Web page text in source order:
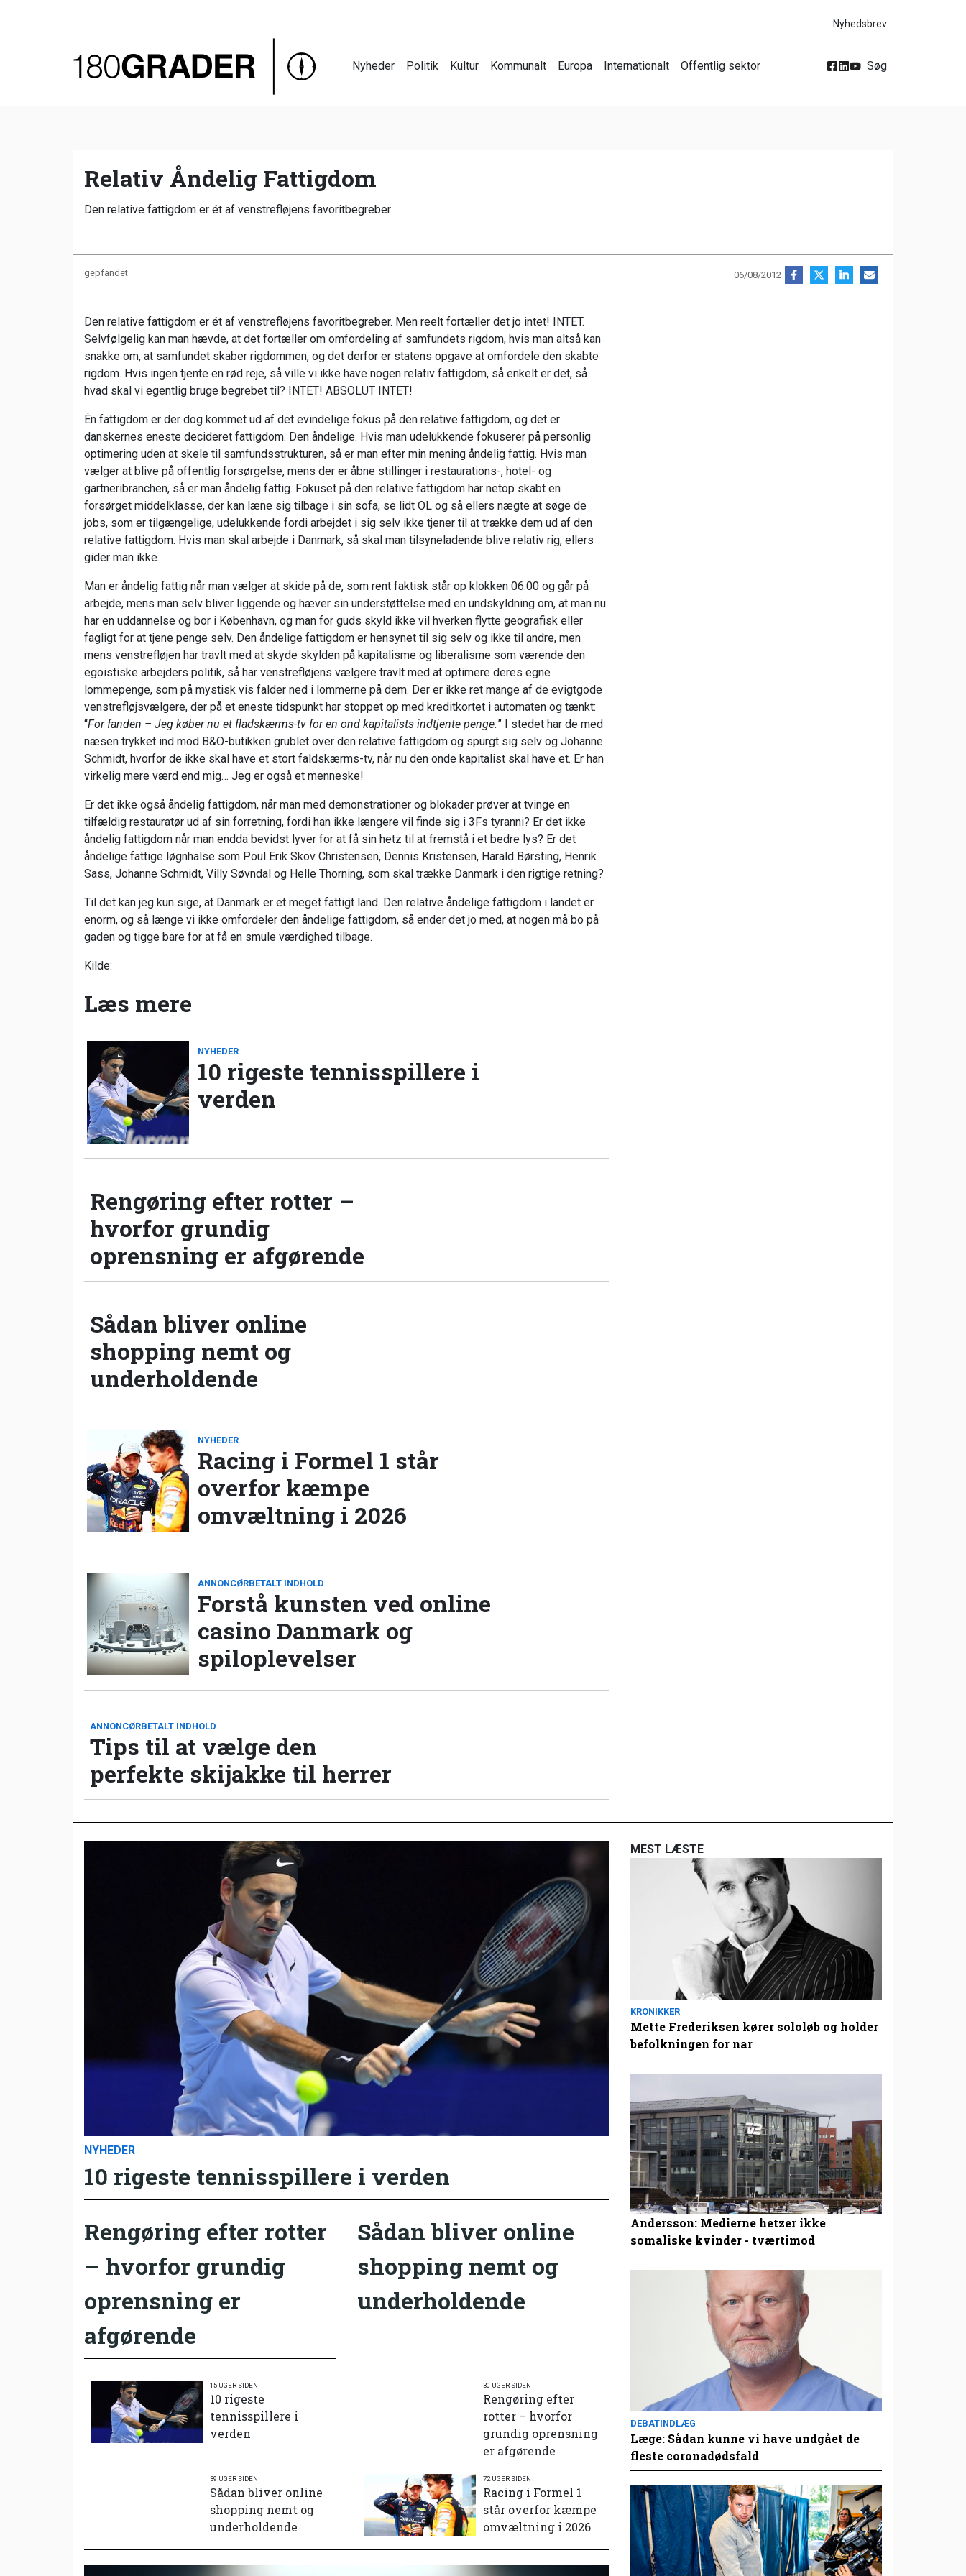
Nyhedsbrev
Nyheder Politik Kultur Kommunalt Europa Internationalt Offentlig sektor Søg
Relativ Åndelig Fattigdom
Den relative fattigdom er ét af venstrefløjens favoritbegreber
gepfandet 06/08/2012
Den relative fattigdom er ét af venstrefløjens favoritbegreber. Men reelt fortæller det jo intet! INTET.
Selvfølgelig kan man hævde, at det fortæller om omfordeling af samfundets rigdom, hvis man altså kan
snakke om, at samfundet skaber rigdommen, og det derfor er statens opgave at omfordele den skabte
rigdom. Hvis ingen tjente en rød reje, så ville vi ikke have nogen relativ fattigdom, så enkelt er det, så
hvad skal vi egentlig bruge begrebet til? INTET! ABSOLUT INTET!
Én fattigdom er der dog kommet ud af det evindelige fokus på den relative fattigdom, og det er
danskernes eneste decideret fattigdom. Den åndelige. Hvis man udelukkende fokuserer på personlig
optimering uden at skele til samfundsstrukturen, så er man efter min mening åndelig fattig. Hvis man
vælger at blive på offentlig forsørgelse, mens der er åbne stillinger i restaurations-, hotel- og
gartneribranchen, så er man åndelig fattig. Fokuset på den relative fattigdom har netop skabt en
forsørget middelklasse, der kan læne sig tilbage i sin sofa, se lidt OL og så ellers nægte at søge de
jobs, som er tilgængelige, udelukkende fordi arbejdet i sig selv ikke tjener til at trække dem ud af den
relative fattigdom. Hvis man skal arbejde i Danmark, så skal man tilsyneladende blive relativ rig, ellers
gider man ikke.
Man er åndelig fattig når man vælger at skide på de, som rent faktisk står op klokken 06:00 og går på
arbejde, mens man selv bliver liggende og hæver sin understøttelse med en undskyldning om, at man nu
har en uddannelse og bor i København, og man for guds skyld ikke vil hverken flytte geografisk eller
fagligt for at tjene penge selv. Den åndelige fattigdom er hensynet til sig selv og ikke til andre, men
mens venstrefløjen har travlt med at skyde skylden på kapitalisme og liberalisme som værende den
egoistiske arbejders politik, så har venstrefløjens vælgere travlt med at optimere deres egne
lommepenge, som på mystisk vis falder ned i lommerne på dem. Der er ikke ret mange af de evigtgode
venstrefløjsvælgere, der på et eneste tidspunkt har stoppet op med kreditkortet i automaten og tænkt:
“For fanden – Jeg køber nu et fladskærms-tv for en ond kapitalists indtjente penge.” I stedet har de med
næsen trykket ind mod B&O-butikken grublet over den relative fattigdom og spurgt sig selv og Johanne
Schmidt, hvorfor de ikke skal have et stort faldskærms-tv, når nu den onde kapitalist skal have et. Er han
virkelig mere værd end mig… Jeg er også et menneske!
Er det ikke også åndelig fattigdom, når man med demonstrationer og blokader prøver at tvinge en
tilfældig restauratør ud af sin forretning, fordi han ikke længere vil finde sig i 3Fs tyranni? Er det ikke
åndelig fattigdom når man endda bevidst lyver for at få sin hetz til at fremstå i et bedre lys? Er det
åndelige fattige løgnhalse som Poul Erik Skov Christensen, Dennis Kristensen, Harald Børsting, Henrik
Sass, Johanne Schmidt, Villy Søvndal og Helle Thorning, som skal trække Danmark i den rigtige retning?
Til det kan jeg kun sige, at Danmark er et meget fattigt land. Den relative åndelige fattigdom i landet er
enorm, og så længe vi ikke omfordeler den åndelige fattigdom, så ender det jo med, at nogen må bo på
gaden og tigge bare for at få en smule værdighed tilbage.
Kilde:
Læs mere
NYHEDER
10 rigeste tennisspillere i
verden
Rengøring efter rotter –
hvorfor grundig
oprensning er afgørende
Sådan bliver online
shopping nemt og
underholdende
NYHEDER
Racing i Formel 1 står
overfor kæmpe
omvæltning i 2026
ANNONCØRBETALT INDHOLD
Forstå kunsten ved online
casino Danmark og
spiloplevelser
ANNONCØRBETALT INDHOLD
Tips til at vælge den
perfekte skijakke til herrer
NYHEDER
10 rigeste tennisspillere i verden
Rengøring efter rotter
– hvorfor grundig
oprensning er
afgørende
Sådan bliver online
shopping nemt og
underholdende
15 UGER SIDEN
10 rigeste
tennisspillere i
verden
30 UGER SIDEN
Rengøring efter
rotter – hvorfor
grundig oprensning
er afgørende
39 UGER SIDEN
Sådan bliver online
shopping nemt og
underholdende
72 UGER SIDEN
Racing i Formel 1
står overfor kæmpe
omvæltning i 2026
MEST LÆSTE
KRONIKKER
Mette Frederiksen kører sololøb og holder
befolkningen for nar
Andersson: Medierne hetzer ikke
somaliske kvinder - tværtimod
DEBATINDLÆG
Læge: Sådan kunne vi have undgået de
fleste coronadødsfald